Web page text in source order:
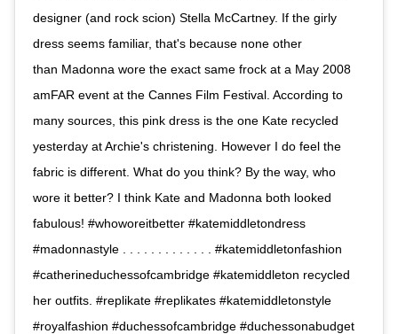
designer (and rock scion) Stella McCartney. If the girly
dress seems familiar, that's because none other
than Madonna wore the exact same frock at a May 2008
amFAR event at the Cannes Film Festival. According to
many sources, this pink dress is the one Kate recycled
yesterday at Archie's christening. However I do feel the
fabric is different. What do you think? By the way, who
wore it better? I think Kate and Madonna both looked
fabulous! #whoworeitbetter #katemiddletondress
#madonnastyle . . . . . . . . . . . . . #katemiddletonfashion
#catherineduchessofcambridge #katemiddleton recycled
her outfits. #replikate #replikates #katemiddletonstyle
#royalfashion #duchessofcambridge #duchessonabudget